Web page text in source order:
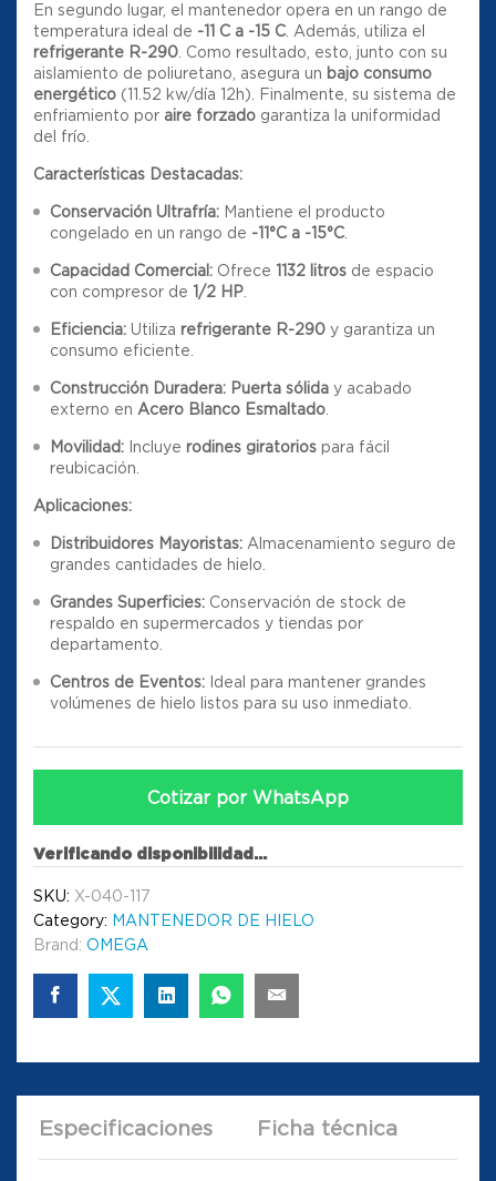
En segundo lugar, el mantenedor opera en un rango de
temperatura ideal de -11 C a -15 C . Además, utiliza el
refrigerante R-290 . Como resultado, esto, junto con su
aislamiento de poliuretano, asegura un bajo consumo
energético (11.52 kw/día 12h). Finalmente, su sistema de
enfriamiento por aire forzado garantiza la uniformidad
del frío.
Características Destacadas:
Conservación Ultrafría: Mantiene el producto
congelado en un rango de -11°C a -15°C
Capacidad Comercial: Ofrece 1132 litros de espacio
con compresor de 1/2 HP
Eficiencia: Utiliza refrigerante R-290 y garantiza un
consumo eficiente.
Construcción Duradera: Puerta sólida y acabado
externo en Acero Blanco Esmaltado
Movilidad: Incluye rodines giratorios para fácil
reubicación.
Aplicaciones:
Distribuidores Mayoristas: Almacenamiento seguro de
grandes cantidades de hielo.
Grandes Superficies: Conservación de stock de
respaldo en supermercados y tiendas por
departamento.
Centros de Eventos: Ideal para mantener grandes
volúmenes de hielo listos para su uso inmediato.
Cotizar por WhatsApp
Verificando disponibilidad...
SKU: X-040-117
Category: MANTENEDOR DE HIELO
Brand: OMEGA
Especificaciones Ficha técnica